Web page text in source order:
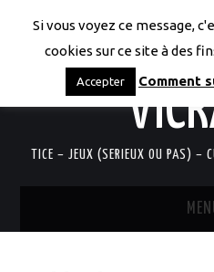
LES
TICE – JEUX (SERIEUX OU PAS) –
Si vous voyez ce message,
cookies sur ce site à des
Accepter Comment